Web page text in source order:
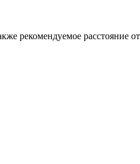
рекомендуемое расстояние